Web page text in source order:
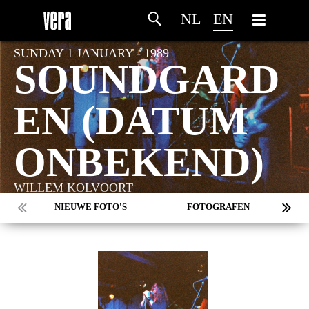
NL EN
SUNDAY 1 JANUARY - 1989
SOUNDGARD
EN (DATUM
ONBEKEND)
WILLEM KOLVOORT
NIEUWE FOTO'S FOTOGRAFEN
MARC DE KROSSE
MISCHA VEENEMA
JEROEN DEKKER